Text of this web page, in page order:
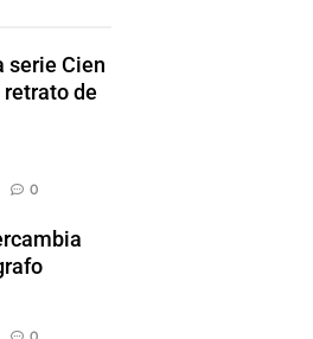
serie Cien
retrato de
0